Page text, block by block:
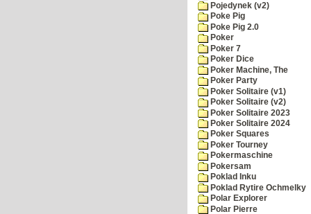
Pojedynek (v2)
Poke Pig
Poke Pig 2.0
Poker
Poker 7
Poker Dice
Poker Machine, The
Poker Party
Poker Solitaire (v1)
Poker Solitaire (v2)
Poker Solitaire 2023
Poker Solitaire 2024
Poker Squares
Poker Tourney
Pokermaschine
Pokersam
Poklad Inku
Poklad Rytire Ochmelky
Polar Explorer
Polar Pierre